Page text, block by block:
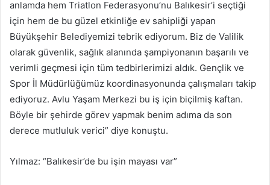
anlamda hem Triatlon Federasyonu’nu Balıkesir’i seçtiği
için hem de bu güzel etkinliğe ev sahipliği yapan
Büyükşehir Belediyemizi tebrik ediyorum. Biz de Valilik
olarak güvenlik, sağlık alanında şampiyonanın başarılı ve
verimli geçmesi için tüm tedbirlerimizi aldık. Gençlik ve
Spor İl Müdürlüğümüz koordinasyonunda çalışmaları takip
ediyoruz. Avlu Yaşam Merkezi bu iş için biçilmiş kaftan.
Böyle bir şehirde görev yapmak benim adıma da son
derece mutluluk verici” diye konuştu.
Yılmaz: “Balıkesir’de bu işin mayası var”